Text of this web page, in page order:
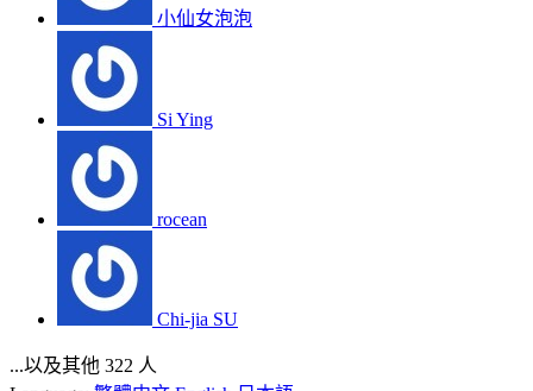
小仙女泡泡
Si Ying
rocean
Chi-jia SU
...以及其他 322 人